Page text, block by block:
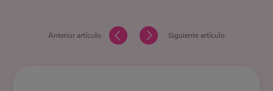
Anterior artículo Siguiente artículo